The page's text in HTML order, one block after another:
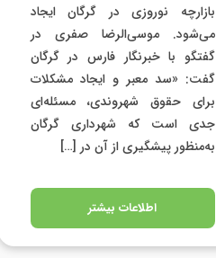
بازارچه نوروزی در گرگان ایجاد
می‌شود. موسی‌الرضا صفری در
گفتگو با خبرنگار فارس در گرگان
گفت: «سد معبر و ایجاد مشکلات
برای حقوق شهروندی، مسئله‌ای
جدی است که شهرداری گرگان
به‌منظور پیشگیری از آن در […]
اطلاعات بیشتر